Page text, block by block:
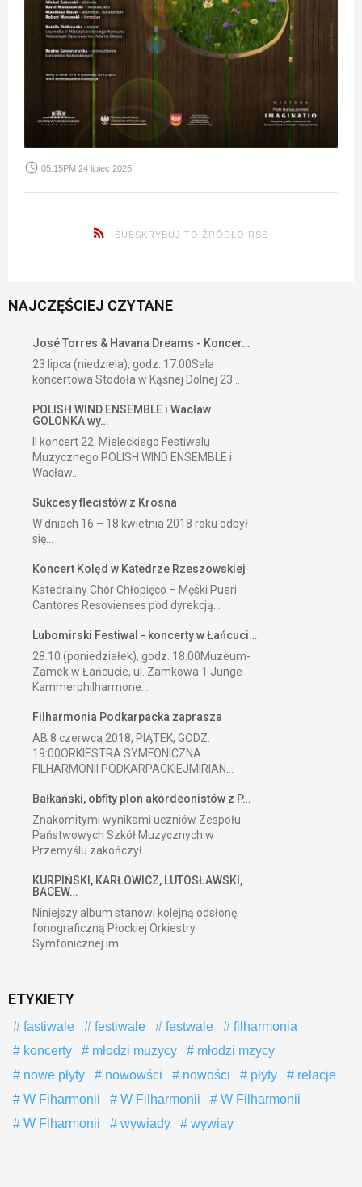
access_time 05:15PM 24 lipiec 2025
SUBSKRYBUJ TO ŹRÓDŁO RSS
NAJCZĘŚCIEJ CZYTANE
José Torres & Havana Dreams - Koncer…
23 lipca (niedziela), godz. 17.00Sala
koncertowa Stodoła w Kąśnej Dolnej 23...
POLISH WIND ENSEMBLE i Wacław
GOLONKA wy…
II koncert 22. Mieleckiego Festiwalu
Muzycznego POLISH WIND ENSEMBLE i
Wacław...
Sukcesy flecistów z Krosna
W dniach 16 – 18 kwietnia 2018 roku odbył
się...
Koncert Kolęd w Katedrze Rzeszowskiej
Katedralny Chór Chłopięco – Męski Pueri
Cantores Resovienses pod dyrekcją...
Lubomirski Festiwal - koncerty w Łańcuci…
28.10 (poniedziałek), godz. 18.00Muzeum-
Zamek w Łańcucie, ul. Zamkowa 1 Junge
Kammerphilharmone...
Filharmonia Podkarpacka zaprasza
AB 8 czerwca 2018, PIĄTEK, GODZ.
19:00ORKIESTRA SYMFONICZNA
FILHARMONII PODKARPACKIEJMIRIAN...
Bałkański, obfity plon akordeonistów z P…
Znakomitymi wynikami uczniów Zespołu
Państwowych Szkół Muzycznych w
Przemyślu zakończył...
KURPIŃSKI, KARŁOWICZ, LUTOSŁAWSKI,
BACEW…
Niniejszy album stanowi kolejną odsłonę
fonograficzną Płockiej Orkiestry
Symfonicznej im...
ETYKIETY
fastiwale festiwale festwale
filharmonia
koncerty
młodzi muzycy
młodzi mzycy
nowe płyty
nowowści nowości płyty
relacje
W Fiharmonii
W Filharmonii
W Filharmonii
W Flharmonii
wywiady wywiay